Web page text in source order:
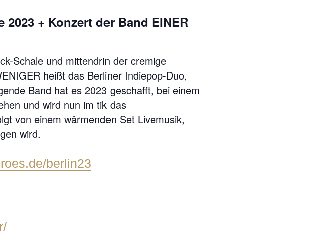
+ Konzert der Band EINER
Schale und mittendrin der cremige
heißt das Berliner Indiepop-Duo,
Band hat es 2023 geschafft, bei einem
und wird nun im tik das
von einem wärmenden Set Livemusik,
wird.
berlin23